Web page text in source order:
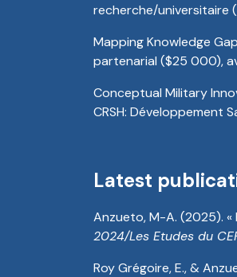
recherche/universitaire
Mapping Knowledge
partenarial ($25 000),
Conceptual Military
CRSH: Développement
Latest
Anzueto, M-A. (2025). «
2024/Les Etudes du
Roy Grégoire, E., &